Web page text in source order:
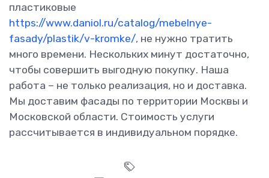
пластиковые
https://www.daniol.ru/catalog/mebelnye-
fasady/plastik/v-kromke/, не нужно тратить
много времени. Нескольких минут достаточно,
чтобы совершить выгодную покупку. Наша
работа – не только реализация, но и доставка.
Мы доставим фасады по территории Москвы и
Московской области. Стоимость услуги
рассчитывается в индивидуальном порядке.